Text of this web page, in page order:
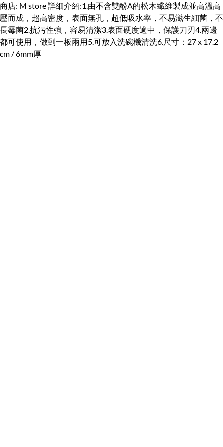
商店: M store 詳細介紹:1.由不含雙酚A的松木纖維製成並高溫高
壓而成，超高密度，表面無孔，超低吸水率，不易滋生細菌，不
長霉菌2.抗污性強，容易清潔3.表面硬度適中，保護刀刃4.兩邊
都可使用，做到一板兩用5.可放入洗碗機清洗6.尺寸：27 x 17.2
cm / 6mm厚